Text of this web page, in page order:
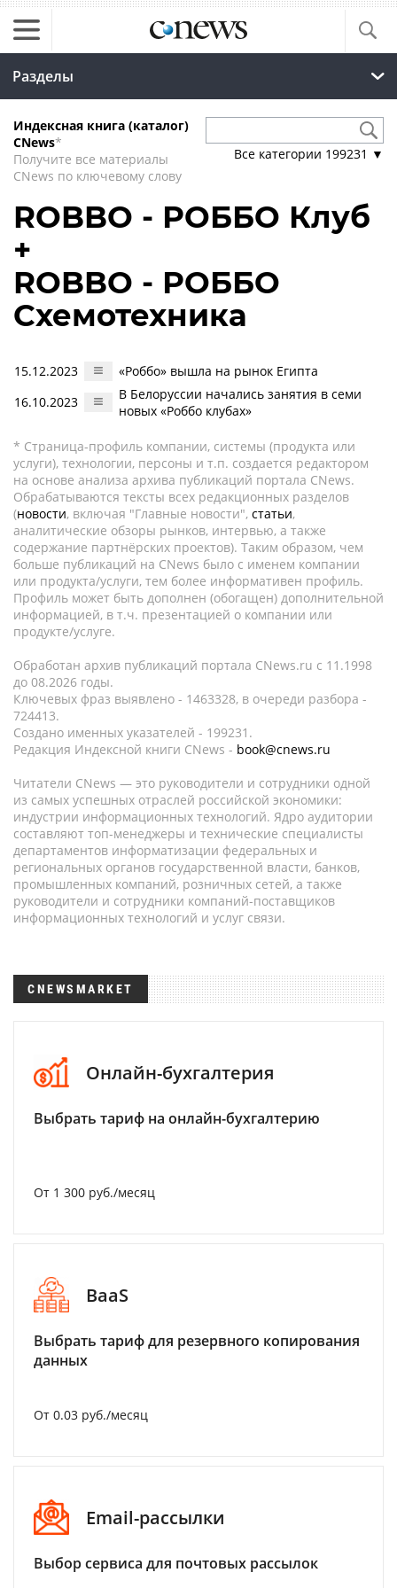
Разделы
Индексная книга (каталог)
CNews*
Получите все материалы
CNews по ключевому слову
Все категории 199231 ▼
ROBBO - РОББО Клуб
+
ROBBO - РОББО
Схемотехника
15.12.2023
«Роббо» вышла на рынок Египта
16.10.2023
В Белоруссии начались занятия в семи
новых «Роббо клубах»
* Страница-профиль компании, системы (продукта или
услуги), технологии, персоны и т.п. создается редактором
на основе анализа архива публикаций портала CNews.
Обрабатываются тексты всех редакционных разделов
(новости, включая "Главные новости", статьи,
аналитические обзоры рынков, интервью, а также
содержание партнёрских проектов). Таким образом, чем
больше публикаций на CNews было с именем компании
или продукта/услуги, тем более информативен профиль.
Профиль может быть дополнен (обогащен) дополнительной
информацией, в т.ч. презентацией о компании или
продукте/услуге.
Обработан архив публикаций портала CNews.ru c 11.1998
до 08.2026 годы.
Ключевых фраз выявлено - 1463328, в очереди разбора -
724413.
Создано именных указателей - 199231.
Редакция Индексной книги CNews - book@cnews.ru
Читатели CNews — это руководители и сотрудники одной
из самых успешных отраслей российской экономики:
индустрии информационных технологий. Ядро аудитории
составляют топ-менеджеры и технические специалисты
департаментов информатизации федеральных и
региональных органов государственной власти, банков,
промышленных компаний, розничных сетей, а также
руководители и сотрудники компаний-поставщиков
информационных технологий и услуг связи.
CNEWSMARKET
Онлайн-бухгалтерия
Выбрать тариф на онлайн-бухгалтерию
От 1 300 руб./месяц
BaaS
Выбрать тариф для резервного копирования
данных
От 0.03 руб./месяц
Email-рассылки
Выбор сервиса для почтовых рассылок